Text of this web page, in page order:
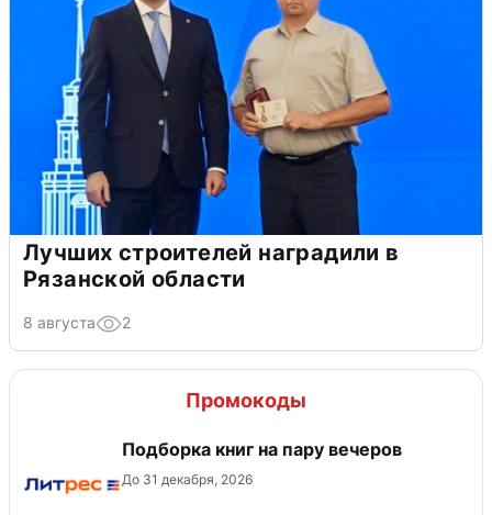
Лучших строителей наградили в
Рязанской области
8 августа 2
Промокоды
Подборка книг на пару вечеров
До 31 декабря, 2026